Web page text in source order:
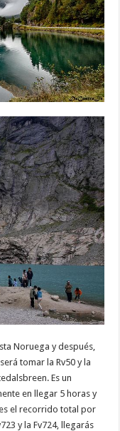
Noruega y después,
tomar la Rv50 y la
Es un
en llegar 5 horas y
el recorrido total por
y la Fv724, llegarás